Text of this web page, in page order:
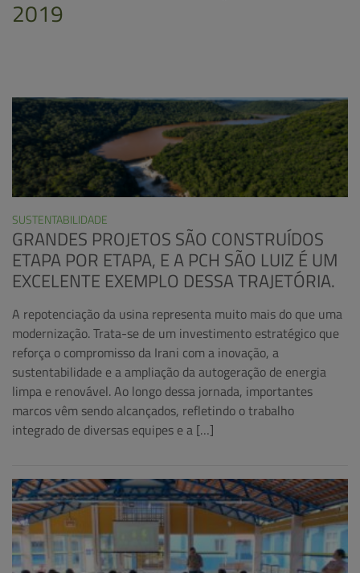
2019
SUSTENTABILIDADE
GRANDES PROJETOS SÃO CONSTRUÍDOS
ETAPA POR ETAPA, E A PCH SÃO LUIZ É UM
EXCELENTE EXEMPLO DESSA TRAJETÓRIA.
A repotenciação da usina representa muito mais do que uma
modernização. Trata-se de um investimento estratégico que
reforça o compromisso da Irani com a inovação, a
sustentabilidade e a ampliação da autogeração de energia
limpa e renovável. Ao longo dessa jornada, importantes
marcos vêm sendo alcançados, refletindo o trabalho
integrado de diversas equipes e a […]